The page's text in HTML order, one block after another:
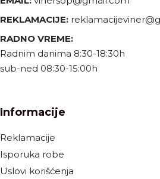
REKLAMACIJE:
RADNO VREME:
Radnim danima 8:30-18:30h
sub-ned 08:30-15:00h
Informacije
Reklamacije
Isporuka robe
Uslovi korišćenja